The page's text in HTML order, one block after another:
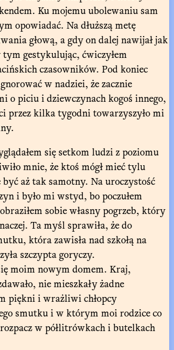
Ku mojemu ubolewaniu sam
opowiadać. Na dłuższą metę
głową, a gdy on dalej nawijał jak
gestykulując, ćwiczyłem
czasowników. Pod koniec
w nadziei, że zacznie
o piciu i dziewczynach kogoś innego,
przez kilka tygodni towarzyszyło mi
się setkom ludzi z poziomu
mnie, że ktoś mógł mieć tylu
aż tak samotny. Na uroczystość
i było mi wstyd, bo poczułem
sobie własny pogrzeb, który
Ta myśl sprawiła, że do
która zawisła nad szkołą na
szczypta goryczy.
moim nowym domem. Kraj,
nie mieszkały żadne
piękni i wrażliwi chłopcy
smutku i w którym moi rodzice co
w półlitrówkach i butelkach